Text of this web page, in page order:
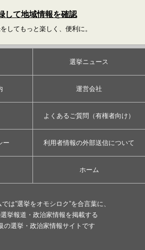
して地域情報を確認
してもっと楽しく、便利に。
選挙ニュース
運営会社
よくあるご質問（有権者向け）
ー 利用者情報の外部送信について
ホーム
は”選挙をオモシロク”を合言葉に、
挙報道・政治家情報を掲載する
の選挙・政治家情報サイトです